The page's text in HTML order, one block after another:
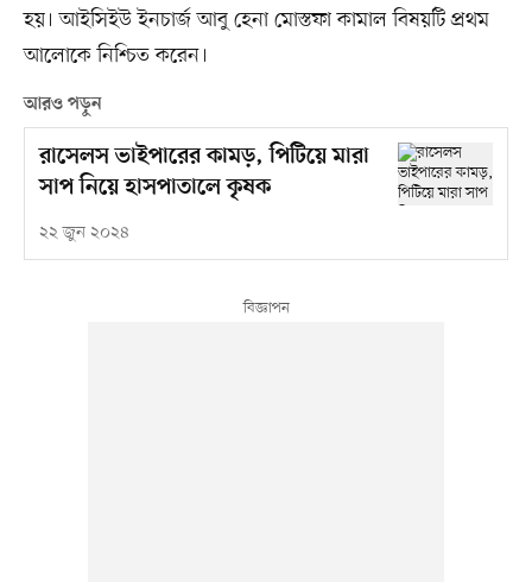
হয়। আইসিইউ ইনচার্জ আবু হেনা মোস্তফা কামাল বিষয়টি প্রথম
আলোকে নিশ্চিত করেন।
আরও পড়ুন
রাসেলস ভাইপারের কামড়, পিটিয়ে মারা
সাপ নিয়ে হাসপাতালে কৃষক
২২ জুন ২০২৪